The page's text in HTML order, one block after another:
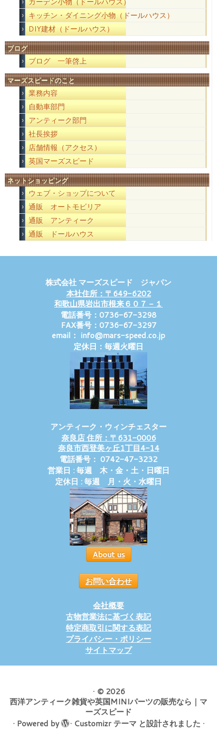
キッチン・ダイニング小物（ドールハウス）
DIY建材（ドールハウス）
ブログ
ブログ 一筆啓上
マーズスピードのこと
業務内容
自動車部門
アンティーク部門
社長挨拶
店舗情報（アクセス）
英国マーズスピード
ネットショッピング
ウェブ・ショップについて
通販 オートモビリア
通販 アンティーク
通販 ドールハウス
株式会社 マーズスピード ジャパン
本社住所：〒649-6202
和歌山県岩出市根来６０７－１
電話番号：0736-67-3298
FAX番号：0736-67-3297
email： info@mars-speed.co.jp
定休日：毎週火曜日
アンティーク・ウィンチェスター
奈良店 住所：〒631-0006
奈良市西登美ヶ丘1丁目4-14
電話番号： 0742-47-3232
営業日 : 毎週 木・金・土・日曜日
定休日 : 毎週 月・火・水曜日
About us
お問い合わせ
会社概要
古物営業法に基づく表記
特定商取引に関する表記
プライバシー・ポリシー
サイトマップ
· © 2026
西洋アンティーク雑貨や英国MINIパーツの販売なら｜マ
ーズスピード
· Powered by · Customizr テーマ と設計されました ·